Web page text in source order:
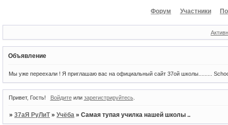
Форум Участники
Объявление
Мы уже переехали ! Я приглашаю вас на официальный сайт 37ой школы.........
Привет, Гость! Войдитеили зарегистрируйтесь.
»37аЯ РуЛиТ »Учёба »Самая тупая училка нашей школы ..